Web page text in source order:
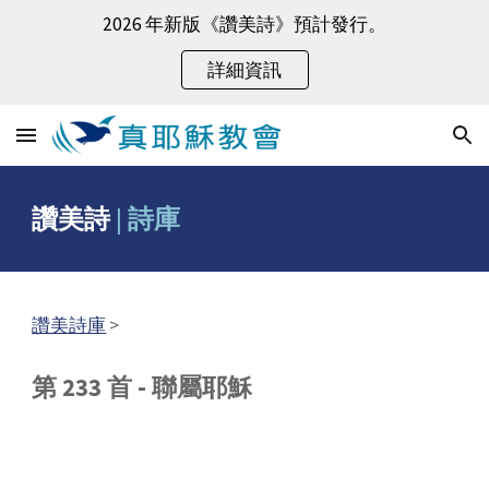
Skip to navigation
2026 年新版《讚美詩》預計發行。
詳細資訊
讚美詩|詩庫
讚美詩庫>
第 233 首 - 聯屬耶穌